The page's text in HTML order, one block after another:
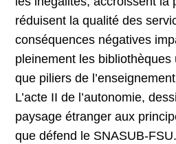
réduisent la qualité des
conséquences négatives
pleinement les
que piliers de
L’acte II de l’autonomie,
paysage étranger aux
que défend le SNASUB-FSU.